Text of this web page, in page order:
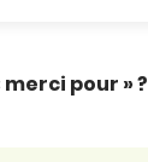
merci pour » ?